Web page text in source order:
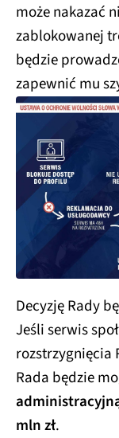
może nakazać
zablokowanej
będzie
zapewnić mu
Decyzję Rady
Jeśli serwis
rozstrzygnięcia
Rada będzie
mln zł.